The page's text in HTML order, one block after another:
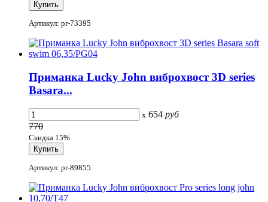
Артикул: pr-73395
Приманка Lucky John виброхвост 3D series
Basara...
x 654 руб
770
Скидка 15%
Артикул: pr-89855